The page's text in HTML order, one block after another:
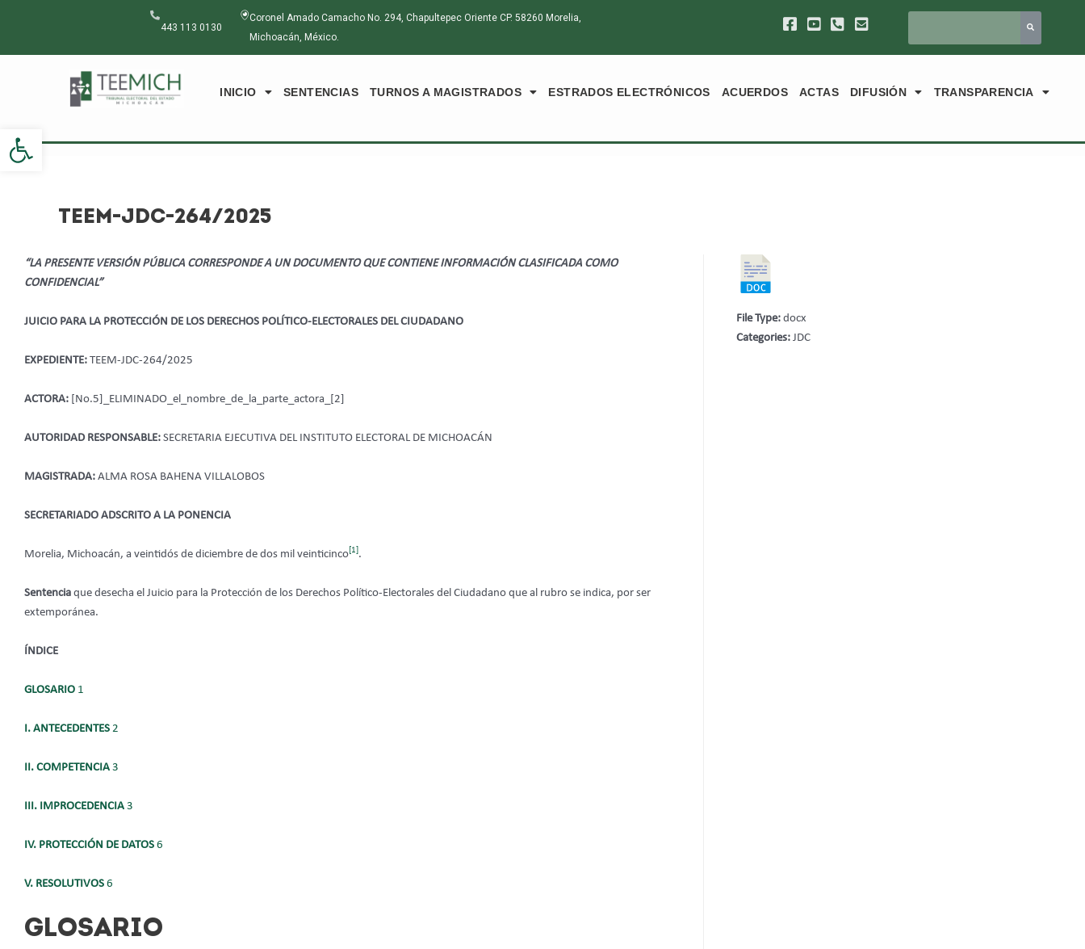
Abrir barra de herramientas
443 113 0130
Coronel Amado Camacho No. 294, Chapultepec Oriente CP. 58260 Morelia,
Michoacán, México.
INICIO SENTENCIAS TURNOS A MAGISTRADOS ESTRADOS ELECTRÓNICOS ACUERDOS ACTAS DIFUSIÓN TRANSPARENCIA
TEEM-JDC-264/2025
“LA PRESENTE VERSIÓN PÚBLICA CORRESPONDE A UN DOCUMENTO QUE CONTIENE INFORMACIÓN CLASIFICADA COMO
CONFIDENCIAL”
JUICIO PARA LA PROTECCIÓN DE LOS DERECHOS POLÍTICO-ELECTORALES DEL CIUDADANO
EXPEDIENTE: TEEM-JDC-264/2025
ACTORA: [No.5]_ELIMINADO_el_nombre_de_la_parte_actora_[2]
AUTORIDAD RESPONSABLE: SECRETARIA EJECUTIVA DEL INSTITUTO ELECTORAL DE MICHOACÁN
MAGISTRADA: ALMA ROSA BAHENA VILLALOBOS
SECRETARIADO ADSCRITO A LA PONENCIA
Morelia, Michoacán, a veintidós de diciembre de dos mil veinticinco [1] .
Sentencia que desecha el Juicio para la Protección de los Derechos Político-Electorales del Ciudadano que al rubro se indica, por ser
extemporánea.
ÍNDICE
GLOSARIO 1
I. ANTECEDENTES 2
II. COMPETENCIA 3
III. IMPROCEDENCIA 3
IV. PROTECCIÓN DE DATOS 6
V. RESOLUTIVOS 6
GLOSARIO
File Type:docx
Categories:JDC